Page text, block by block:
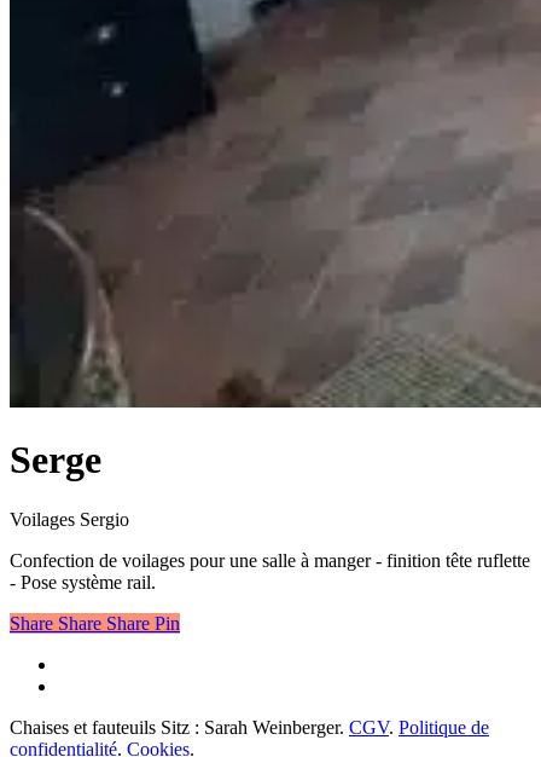
Serge
Voilages Sergio
Confection de voilages pour une salle à manger - finition tête ruflette
- Pose système rail.
Share Share Share Pin
Chaises et fauteuils Sitz : Sarah Weinberger. CGV. Politique de
confidentialité. Cookies.